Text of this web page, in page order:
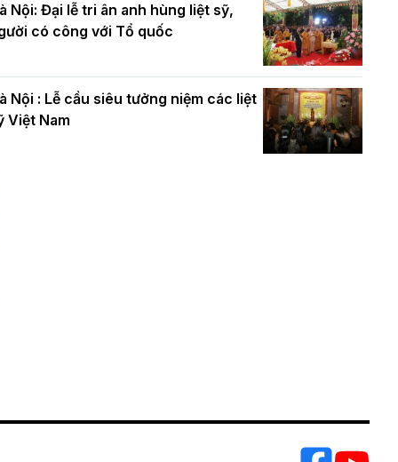
Nội: Đại lễ tri ân anh hùng liệt sỹ,
có công với Tổ quốc
Nội : Lễ cầu siêu tưởng niệm các liệt
Việt Nam